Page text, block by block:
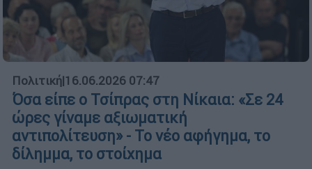
Πολιτική|16.06.2026 07:47
Όσα είπε ο Τσίπρας στη Νίκαια: «Σε 24
ώρες γίναμε αξιωματική
αντιπολίτευση» - Το νέο αφήγημα, το
δίλημμα, το στοίχημα